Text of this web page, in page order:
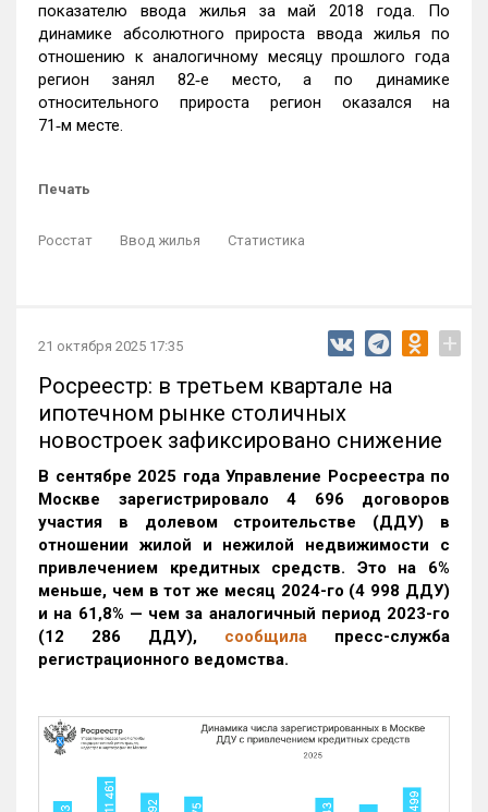
показателю ввода жилья за май 2018 года. По
динамике абсолютного прироста ввода жилья по
отношению к аналогичному месяцу прошлого года
регион занял 82‑е место, а по динамике
относительного прироста регион оказался на
71‑м месте.
Печать
Росстат Ввод жилья Статистика
21 октября 2025 17:35 +
Росреестр: в третьем квартале на
ипотечном рынке столичных
новостроек зафиксировано снижение
В сентябре 2025 года Управление Росреестра по
Москве зарегистрировало 4 696 договоров
участия в долевом строительстве (ДДУ) в
отношении жилой и нежилой недвижимости с
привлечением кредитных средств. Это на 6%
меньше, чем в тот же месяц 2024-го (4 998 ДДУ)
и на 61,8% — чем за аналогичный период 2023-го
(12 286 ДДУ), сообщила пресс-служба
регистрационного ведомства.